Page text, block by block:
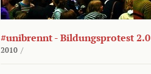
#unibrennt - Bildungsprotest 2.0
2010 /